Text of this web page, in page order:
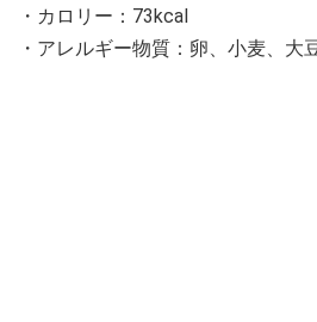
・カロリー：73kcal
・アレルギー物質：卵、小麦、大